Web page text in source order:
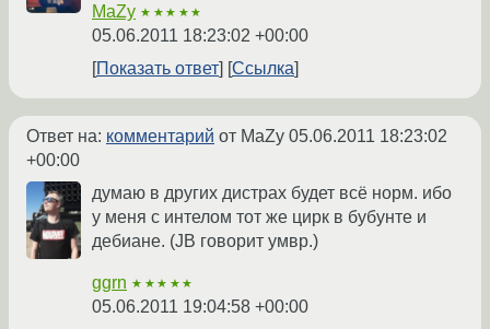
MaZy ★★★★★
05.06.2011 18:23:02 +00:00
Показать ответ
Ссылка
Ответ на: комментарий от MaZy 05.06.2011 18:23:02
+00:00
думаю в других дистрах будет всё норм. ибо
у меня с интелом тот же цирк в бубунте и
дебиане. (JB говорит умвр.)
ggrn ★★★★★
05.06.2011 19:04:58 +00:00